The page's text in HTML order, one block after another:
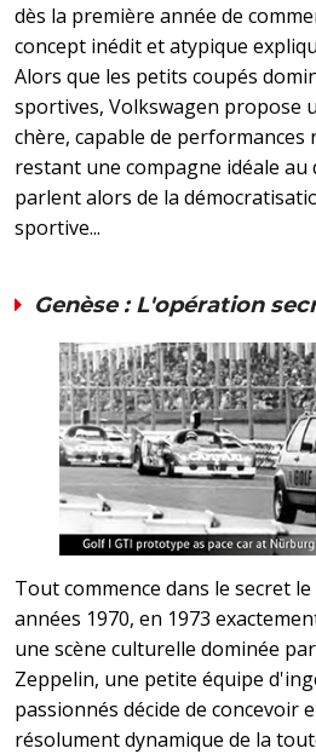
dès la première année de
concept inédit et atypique
Alors que les petits coupés
sportives, Volkswagen propose
chère, capable de
restant une compagne idéale au
parlent alors de la
sportive...
Genèse : L'opération
Tout commence dans le secret
années 1970, en 1973
une scène culturelle dominée
Zeppelin, une petite équipe
passionnés décide de concevoir
résolument dynamique de la